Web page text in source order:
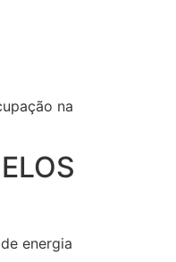
na
energia